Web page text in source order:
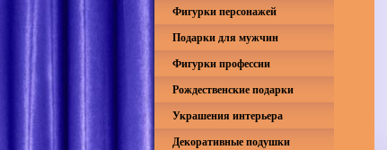
Фигурки персонажей
Подарки для мужчин
Фигурки профессии
Рождественские подарки
Украшения интерьера
Декоративные подушки